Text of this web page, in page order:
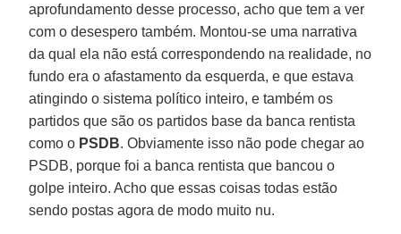
aprofundamento desse processo, acho que tem a ver
com o desespero também. Montou-se uma narrativa
da qual ela não está correspondendo na realidade, no
fundo era o afastamento da esquerda, e que estava
atingindo o sistema político inteiro, e também os
partidos que são os partidos base da banca rentista
como o PSDB. Obviamente isso não pode chegar ao
PSDB, porque foi a banca rentista que bancou o
golpe inteiro. Acho que essas coisas todas estão
sendo postas agora de modo muito nu.